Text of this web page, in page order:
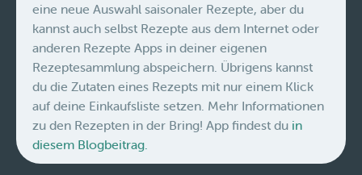
eine neue Auswahl saisonaler Rezepte, aber du
kannst auch selbst Rezepte aus dem Internet oder
anderen Rezepte Apps in deiner eigenen
Rezeptesammlung abspeichern. Übrigens kannst
du die Zutaten eines Rezepts mit nur einem Klick
auf deine Einkaufsliste setzen. Mehr Informationen
zu den Rezepten in der Bring! App findest du in
diesem Blogbeitrag.